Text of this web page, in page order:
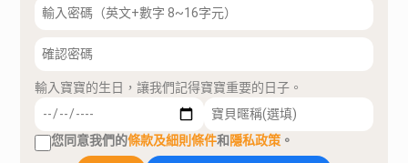
輸入寶寶的生日，讓我們記得寶寶重要的日子。
您同意我們的條款及細則條件和隱私政策 。